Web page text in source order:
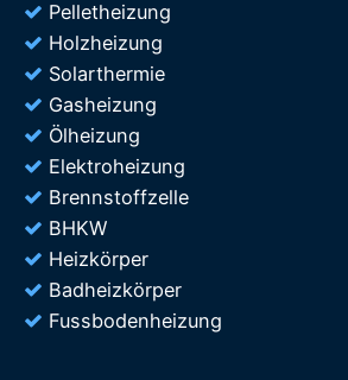
Pelletheizung
Holzheizung
Solarthermie
Gasheizung
Ölheizung
Elektroheizung
Brennstoffzelle
BHKW
Heizkörper
Badheizkörper
Fussbodenheizung